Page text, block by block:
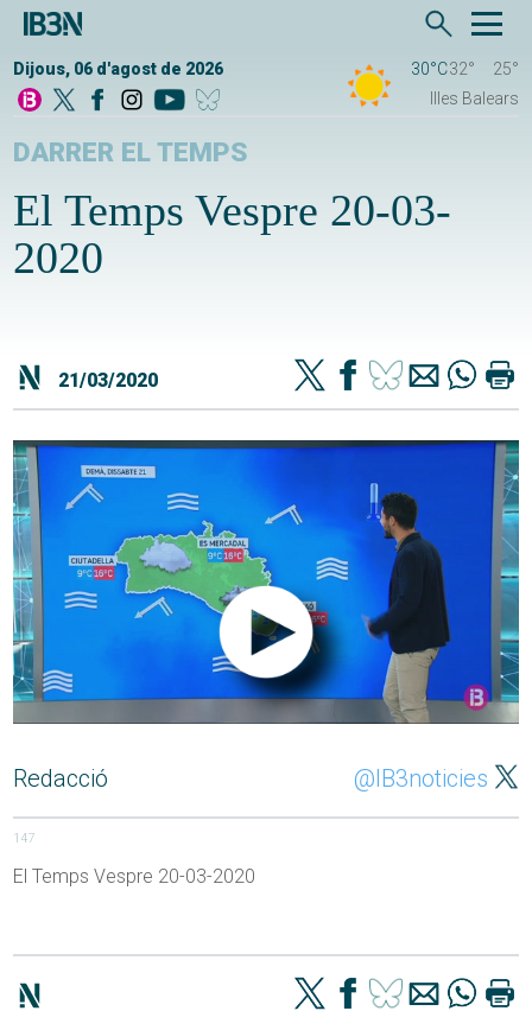
Dijous, 06 d'agost de 2026 30°C32°
25°
Illes Balears
DARRER EL TEMPS
El Temps Vespre 20-03-
2020
21/03/2020
Redacció @IB3noticies
147
El Temps Vespre 20-03-2020